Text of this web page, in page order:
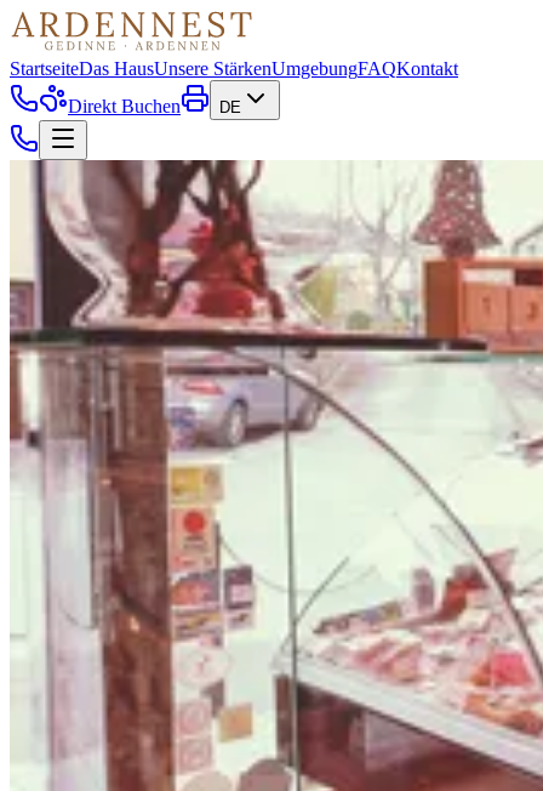
StartseiteDas HausUnsere StärkenUmgebungFAQKontakt
Direkt Buchen
DE